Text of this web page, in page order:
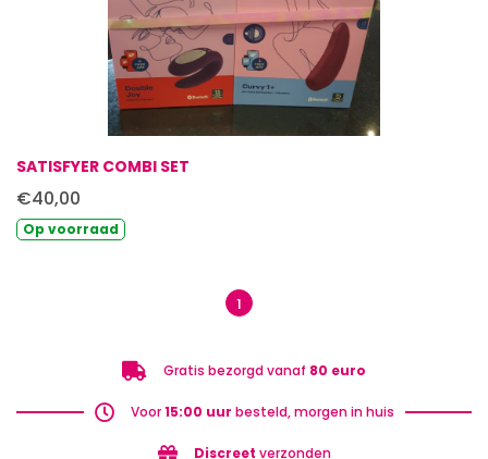
SATISFYER COMBI SET
€40,00
Op voorraad
1
Gratis bezorgd vanaf 80 euro
Voor15:00 uur besteld, morgen in huis
Discreet verzonden